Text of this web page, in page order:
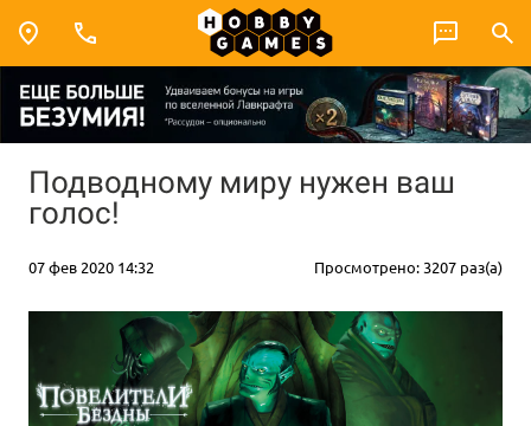
Подводному миру нужен ваш
голос!
07 фев 2020 14:32 Просмотрено: 3207 раз(а)